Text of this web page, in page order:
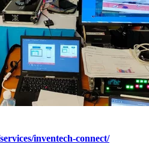
inventech-connect/